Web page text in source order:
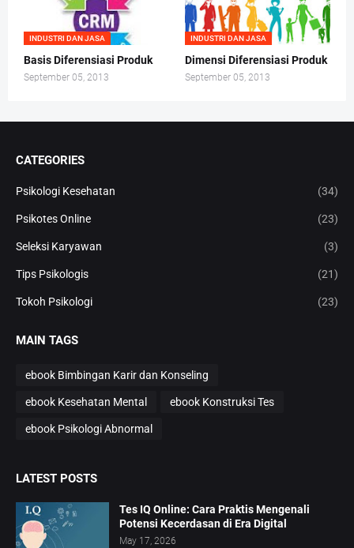
INDUSTRI DAN JASA
Basis Diferensiasi Produk
September 05, 2013
INDUSTRI DAN JASA
Dimensi Diferensiasi Produk
September 05, 2013
CATEGORIES
Psikologi Kesehatan (34)
Psikotes Online (23)
Seleksi Karyawan (3)
Tips Psikologis (21)
Tokoh Psikologi (23)
MAIN TAGS
ebook Bimbingan Karir dan Konseling
ebook Kesehatan Mental ebook Konstruksi Tes
ebook Psikologi Abnormal
LATEST POSTS
Tes IQ Online: Cara Praktis Mengenali
Potensi Kecerdasan di Era Digital
May 17, 2026